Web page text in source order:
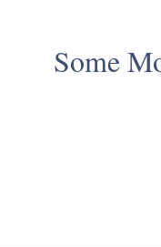
Some